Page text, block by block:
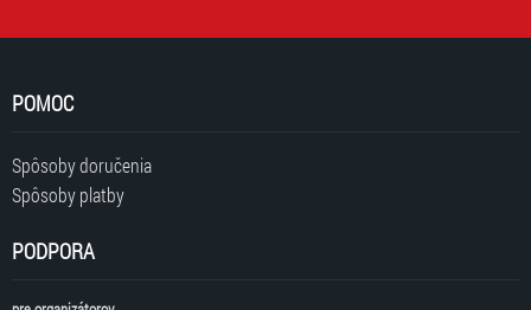
POMOC
Spôsoby doručenia
Spôsoby platby
PODPORA